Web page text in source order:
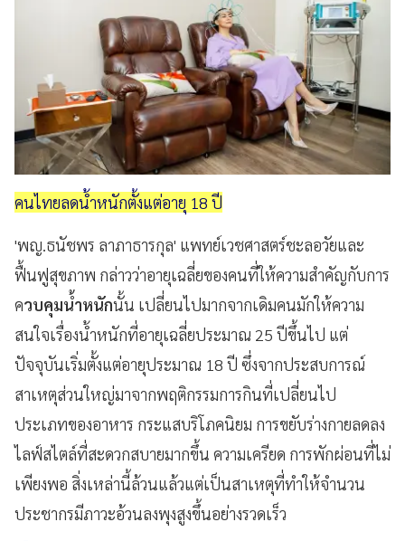
คนไทยลดน้ำหนักตั้งแต่อายุ 18 ปี
'พญ.ธนัชพร ลาภาธารกุล' แพทย์เวชศาสตร์ชะลอวัยและ
ฟื้นฟูสุขภาพ กล่าวว่าอายุเฉลี่ยของคนที่ให้ความสำคัญกับการ
ควบคุมน้ำหนักนั้น เปลี่ยนไปมากจากเดิมคนมักให้ความ
สนใจเรื่องน้ำหนักที่อายุเฉลี่ยประมาณ 25 ปีขึ้นไป แต่
ปัจจุบันเริ่มตั้งแต่อายุประมาณ 18 ปี ซึ่งจากประสบการณ์
สาเหตุส่วนใหญ่มาจากพฤติกรรมการกินที่เปลี่ยนไป
ประเภทของอาหาร กระแสบริโภคนิยม การขยับร่างกายลดลง
ไลฟ์สไตล์ที่สะดวกสบายมากขึ้น ความเครียด การพักผ่อนที่ไม่
เพียงพอ สิ่งเหล่านี้ล้วนแล้วแต่เป็นสาเหตุที่ทำให้จำนวน
ประชากรมีภาวะอ้วนลงพุงสูงขึ้นอย่างรวดเร็ว